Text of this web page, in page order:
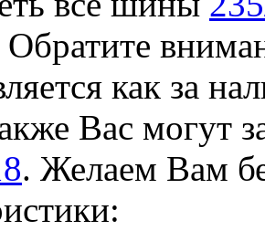
Обратите
как за
Вас могут
. Желаем Вам